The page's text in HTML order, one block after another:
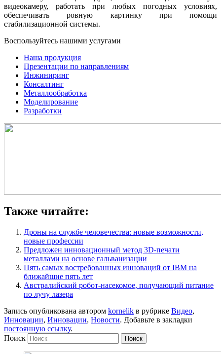
видеокамеру, работать при любых погодных условиях,
обеспечивать ровную картинку при помощи
стабилизационной системы.
Воспользуйтесь нашими услугами
Наша продукция
Презентации по направлениям
Инжиниринг
Консалтинг
Металлообработка
Моделирование
Разработки
Также читайте:
Дроны на службе человечества: новые возможности,
новые профессии
Предложен инновационный метод 3D-печати
металлами на основе гальванизации
Пять самых востребованных инноваций от IBM на
ближайшие пять лет
Австралийский робот-насекомое, получающий питание
по лучу лазера
Запись опубликована автором kornelik в рубрике Видео,
Инновации, Инновации, Новости. Добавьте в закладки
постоянную ссылку.
Поиск